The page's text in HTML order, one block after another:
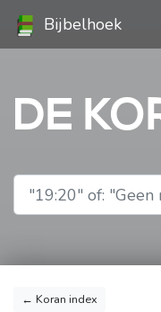
Bijbelhoek
DE
← Koran index